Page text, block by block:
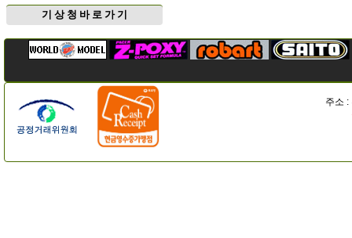
기 상 청 바 로 가 기
주소